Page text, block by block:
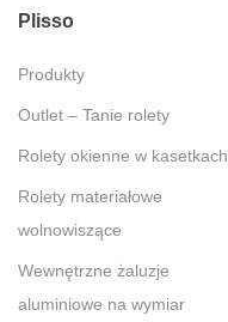
Plisso
Produkty
Outlet – Tanie rolety
Rolety okienne w kasetkach
Rolety materiałowe
wolnowiszące
Wewnętrzne żaluzje
aluminiowe na wymiar